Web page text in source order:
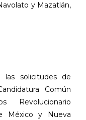
y Mazatlán,
solicitudes de
Común
Revolucionario
México y Nueva